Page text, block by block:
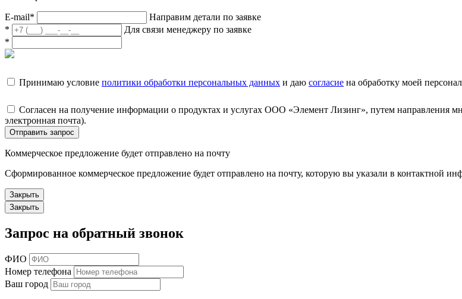
E-mail*
Направим детали по заявке
*
Для связи менеджеру по заявке
*
Принимаю условие политики обработки персональных данных и даю согласие на обработку моей
Согласен на получение информации о продуктах и услугах ООО «Элемент Лизинг», путем направления
электронная почта).
Отправить запрос
Коммерческое предложение будет отправлено на почту
Сформированное коммерческое предложение будет отправлено на почту, которую вы указали в контактной
Закрыть
Закрыть
Запрос на обратный звонок
ФИО
Номер телефона
Ваш город